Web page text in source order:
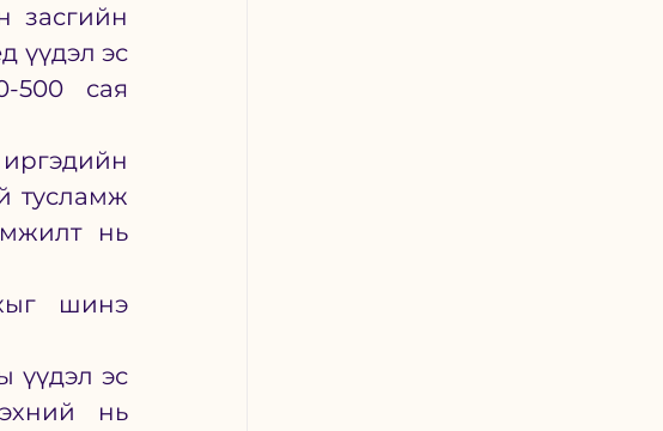
засгийн
үүдэл эс
500 сая
тусламж
нь
шинэ
үүдэл эс
нь